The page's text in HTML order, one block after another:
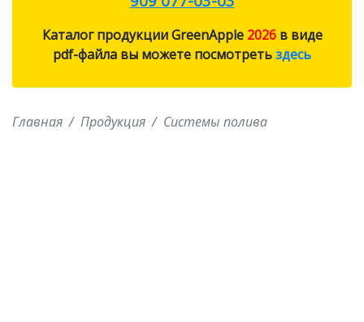
СИСТЕМЫ ПОЛИВА
СИСТЕМЫ ПОЛИВА ECO
ПРОТИВОМОСКИТНЫЕ
Каталог продукции GreenApple 2026в виде
pdf-файла вы можете посмотретьздесь
Главная Продукция Системы полива